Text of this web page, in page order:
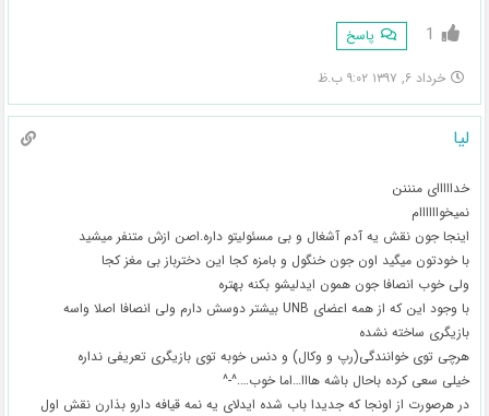
1 پاسخ
خرداد ۶, ۱۳۹۷ ۹:۰۲ ب.ظ
لیا
خدااااای منننن
نمیخواااااام
اینجا جون نقش یه آدم آشغال و بی مسئولیتو داره.اصن ازش متنفر میشید
با خودتون میگید اون جون خنگول و بامزه کجا این دخترباز بی مغز کجا
ولی خوب انصافا جون همون ایدلیشو بکنه بهتره
با وجود این که از همه اعضای UNB بیشتر دوسش دارم ولی انصافا اصلا واسه
بازیگری ساخته نشده
هرچی توی خوانندگی(رپ و وکال) و دنس خوبه توی بازیگری تعریفی نداره
خیلی سعی کرده باحال باشه هااا…اما خوب….^-^
در هرصورت از اونجا که جدیدا باب شده ایدلای یه نمه قیافه دارو بذارن نقش اول